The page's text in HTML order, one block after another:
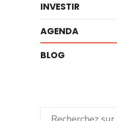
INVESTIR
AGENDA
BLOG
Rechercher